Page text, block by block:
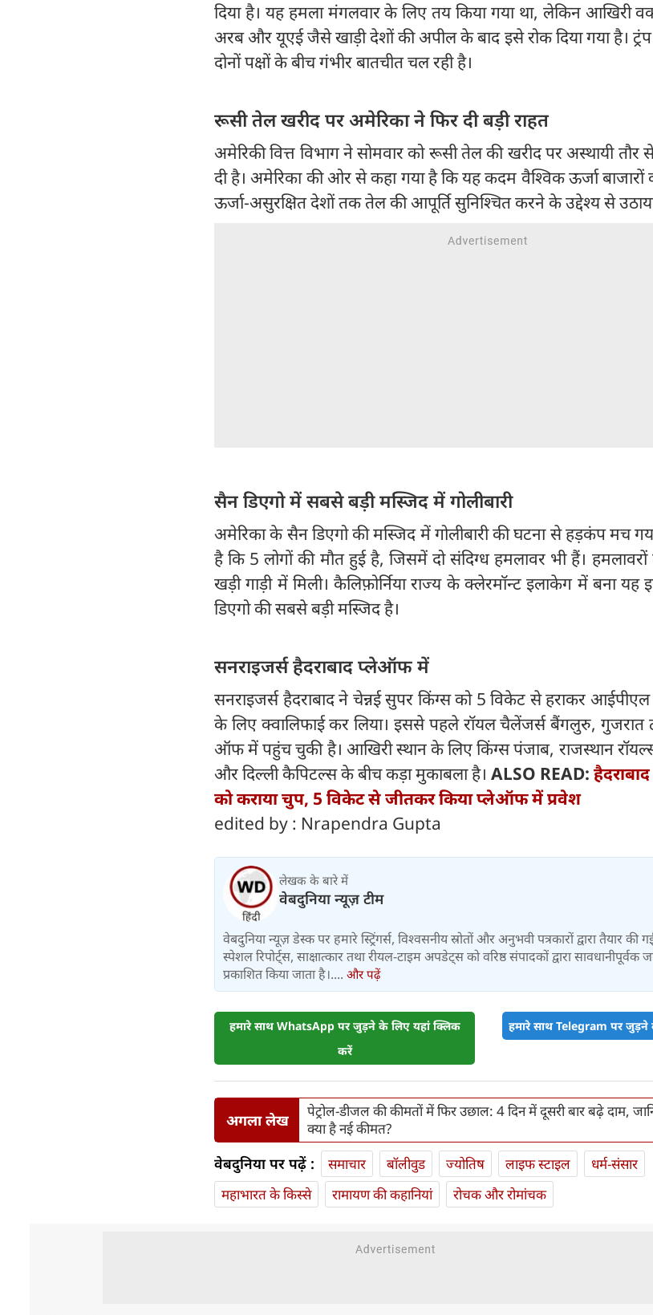
दिया है। यह हमला मंगलवार के लिए तय किया गया था, लेकिन आखिरी
अरब और यूएई जैसे खाड़ी देशों की अपील के बाद इसे रोक दिया गया है।
दोनों पक्षों के बीच गंभीर बातचीत चल रही है।
रूसी तेल खरीद पर अमेरिका ने फिर दी बड़ी राहत
अमेरिकी वित्त विभाग ने सोमवार को रूसी तेल की खरीद पर अस्थायी तौर
दी है। अमेरिका की ओर से कहा गया है कि यह कदम वैश्विक ऊर्जा
ऊर्जा-असुरक्षित देशों तक तेल की आपूर्ति सुनिश्चित करने के उद्देश्य से
सैन डिएगो में सबसे बड़ी मस्जिद में गोलीबारी
अमेरिका के सैन डिएगो की मस्जिद में गोलीबारी की घटना से हड़कंप मच
है कि 5 लोगों की मौत हुई है, जिसमें दो संदिग्ध हमलावर भी हैं।
खड़ी गाड़ी में मिली। कैलिफ़ोर्निया राज्य के क्लेरमॉन्ट इलाकेग में बना यह
डिएगो की सबसे बड़ी मस्जिद है।
सनराइजर्स हैदराबाद प्लेऑफ में
सनराइजर्स हैदराबाद ने चेन्नई सुपर किंग्स को 5 विकेट से हराकर
के लिए क्वालिफाई कर लिया। इससे पहले रॉयल चैलेंजर्स बैंगलुरु, गुजरात
ऑफ में पहुंच चुकी है। आखिरी स्थान के लिए किंग्स पंजाब, राजस्थान
और दिल्ली कैपिटल्स के बीच कड़ा मुकाबला है। ALSO READ:
को कराया चुप, 5 विकेट से जीतकर किया प्लेऑफ में प्रवेश
edited by : Nrapendra Gupta
लेखक के बारे में
वेबदुनिया न्यूज़ टीम
वेबदुनिया न्यूज़ डेस्क पर हमारे स्ट्रिंगर्स, विश्वसनीय स्रोतों और अनुभवी पत्रकारों द्वारा तैयार की गई
स्पेशल रिपोर्ट्स, साक्षात्कार तथा रीयल-टाइम अपडेट्स को वरिष्ठ संपादकों द्वारा
प्रकाशित किया जाता है।.... और पढ़ें
हमारे साथ WhatsApp पर जुड़ने के लिए यहां क्लिक
करें
हमारे साथ Telegram पर
अगला लेख
पेट्रोल-डीजल की कीमतों में फिर उछाल: 4 दिन में दूसरी बार बढ़े दाम,
क्या है नई कीमत?
वेबदुनिया पर पढ़ें : समाचार बॉलीवुड ज्योतिष लाइफ स्‍टाइल
धर्म-संसार
महाभारत के किस्से
रामायण की कहानियां रोचक और रोमांचक